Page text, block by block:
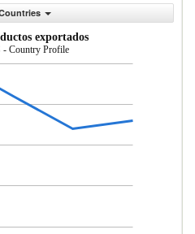
exportados
- Country Profile